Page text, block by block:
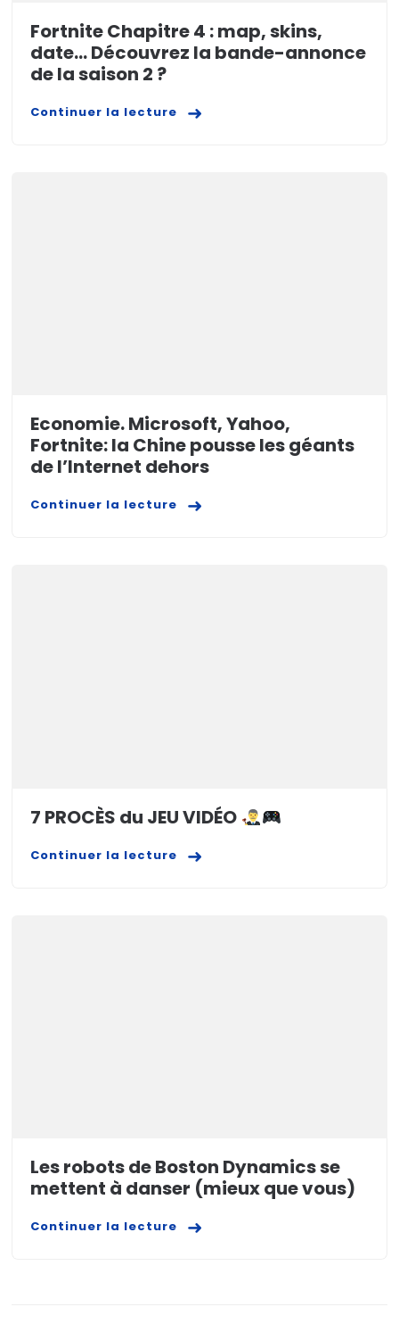
Fortnite Chapitre 4 : map, skins,
date… Découvrez la bande-annonce
de la saison 2 ?
Continuer la lecture
Economie. Microsoft, Yahoo,
Fortnite: la Chine pousse les géants
de l’Internet dehors
Continuer la lecture
7 PROCÈS du JEU VIDÉO
Continuer la lecture
Les robots de Boston Dynamics se
mettent à danser (mieux que vous)
Continuer la lecture